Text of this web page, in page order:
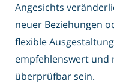
Angesichts
neuer Beziehungen
flexible
empfehlenswert und
überprüfbar sein.